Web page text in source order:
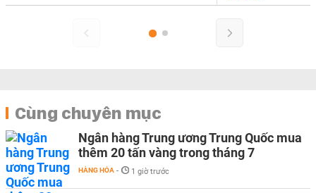
Cùng chuyên mục
Ngân hàng Trung ương Trung Quốc mua
thêm 20 tấn vàng trong tháng 7
HÀNG HÓA - 1 giờ trước